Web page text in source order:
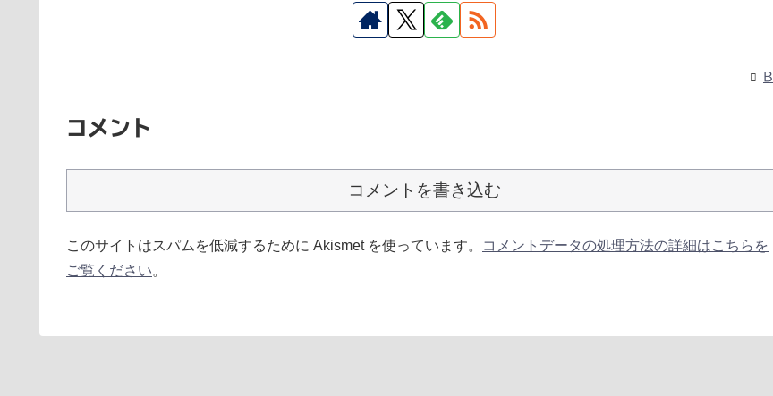
B
コメント
コメントを書き込む
このサイトはスパムを低減するために Akismet を使っています。
コメントデータの処理方法の詳細はこちらを
ご覧ください。